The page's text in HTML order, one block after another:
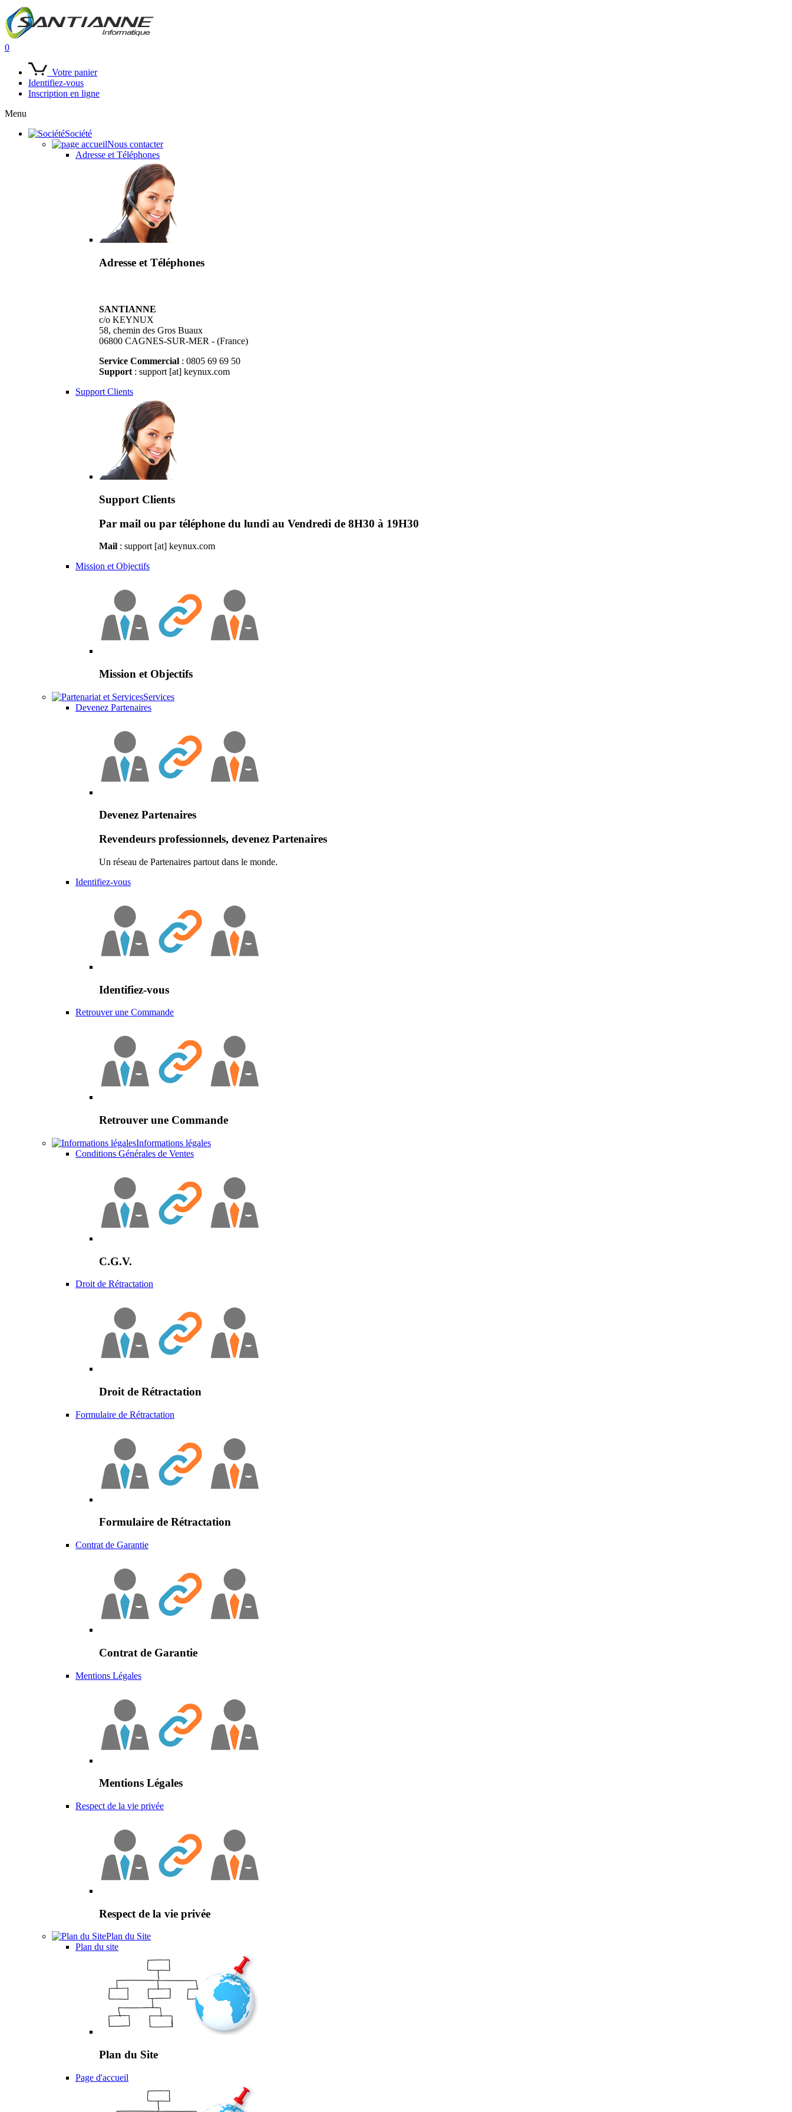
0
Votre panier
Identifiez-vous
Inscription en ligne
Menu
Société
Nous contacter
Adresse et Téléphones
Adresse et Téléphones
SANTIANNE
c/o KEYNUX
58, chemin des Gros Buaux
06800 CAGNES-SUR-MER - (France)
Service Commercial : 0805 69 69 50
Support : support [at] keynux.com
Support Clients
Support Clients
Par mail ou par téléphone du lundi au Vendredi de 8H30 à 19H30
Mail : support [at] keynux.com
Mission et Objectifs
Mission et Objectifs
Services
Devenez Partenaires
Devenez Partenaires
Revendeurs professionnels, devenez Partenaires
Un réseau de Partenaires partout dans le monde.
Identifiez-vous
Identifiez-vous
Retrouver une Commande
Retrouver une Commande
Informations légales
Conditions Générales de Ventes
C.G.V.
Droit de Rétractation
Droit de Rétractation
Formulaire de Rétractation
Formulaire de Rétractation
Contrat de Garantie
Contrat de Garantie
Mentions Légales
Mentions Légales
Respect de la vie privée
Respect de la vie privée
Plan du Site
Plan du site
Plan du Site
Page d'accueil